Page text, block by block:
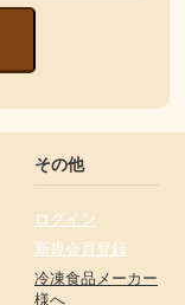
その他
ログイン
新規会員登録
冷凍食品メーカー
様へ